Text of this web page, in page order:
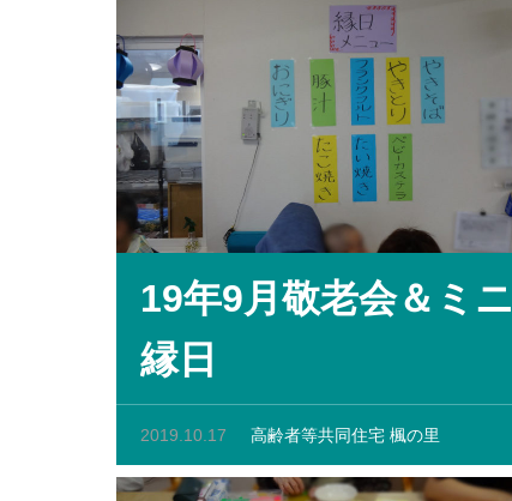
19年9月敬老会＆ミニ
縁日
2019.10.17 高齢者等共同住宅 楓の里